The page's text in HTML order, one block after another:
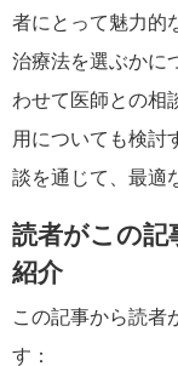
者にとって魅力的
治療法を選ぶかに
わせて医師との相
用についても検討
談を通じて、最適
読者がこの記
紹介
この記事から読者
す：